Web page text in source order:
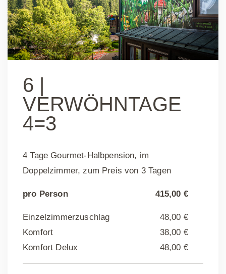
6 |
VERWÖHNTAGE
4=3
4 Tage Gourmet-Halbpension, im
Doppelzimmer, zum Preis von 3 Tagen
pro Person 415,00 €
Einzelzimmerzuschlag
48,00 €
Komfort
38,00 €
Komfort Delux
48,00 €